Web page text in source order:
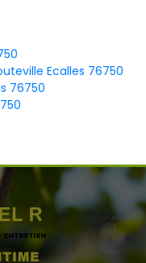
Ecalles 76750
76750